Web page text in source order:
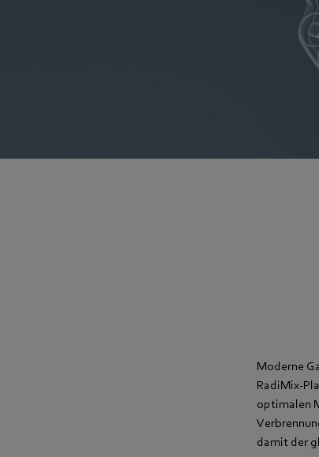
Moderne
RadiMix-
optimalen
damit der